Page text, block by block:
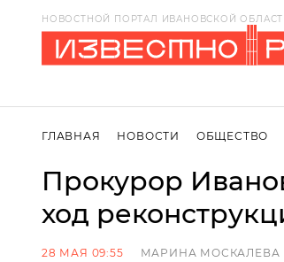
НОВОСТНОЙ ПОРТАЛ ИВАНОВСКОЙ
ГЛАВНАЯ НОВОСТИ ОБЩЕСТВО
Прокурор
ход
28 МАЯ 09:55 МАРИНА МОСКАЛЕВА